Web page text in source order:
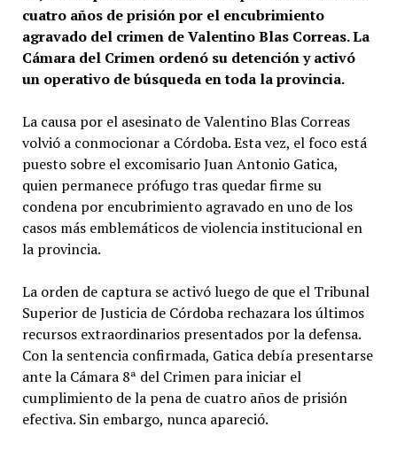
cuatro años de prisión por el encubrimiento
agravado del crimen de Valentino Blas Correas. La
Cámara del Crimen ordenó su detención y activó
un operativo de búsqueda en toda la provincia.
La causa por el asesinato de Valentino Blas Correas
volvió a conmocionar a Córdoba. Esta vez, el foco está
puesto sobre el excomisario Juan Antonio Gatica,
quien permanece prófugo tras quedar firme su
condena por encubrimiento agravado en uno de los
casos más emblemáticos de violencia institucional en
la provincia.
La orden de captura se activó luego de que el Tribunal
Superior de Justicia de Córdoba rechazara los últimos
recursos extraordinarios presentados por la defensa.
Con la sentencia confirmada, Gatica debía presentarse
ante la Cámara 8ª del Crimen para iniciar el
cumplimiento de la pena de cuatro años de prisión
efectiva. Sin embargo, nunca apareció.